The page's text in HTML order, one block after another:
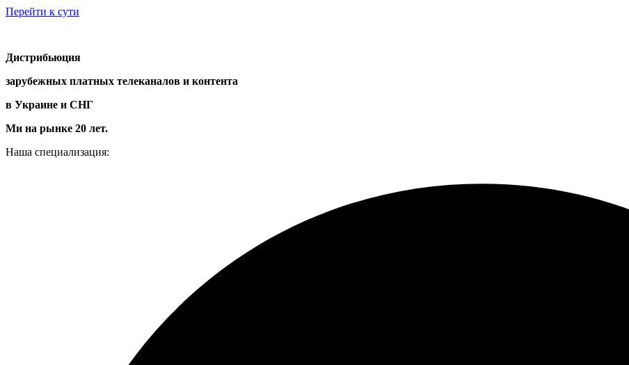
Перейти к сути
Дистрибьюция
зарубежных платных телеканалов и контента
в Украине и СНГ
Ми на рынке 20 лет.
Наша специализация: